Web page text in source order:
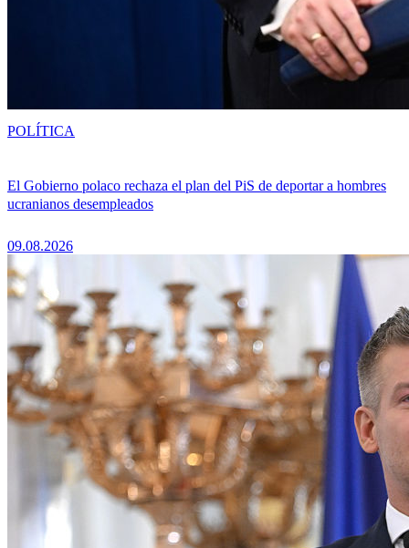
El Gobierno polaco rechaza el plan del PiS de deportar a hombres
ucranianos desempleados
09.08.2026
POLÍTICA